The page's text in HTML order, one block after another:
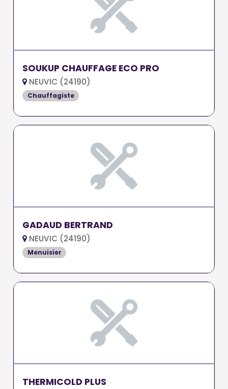
SOUKUP CHAUFFAGE ECO PRO
NEUVIC (24190)
Chauffagiste
GADAUD BERTRAND
NEUVIC (24190)
Menuisier
THERMICOLD PLUS